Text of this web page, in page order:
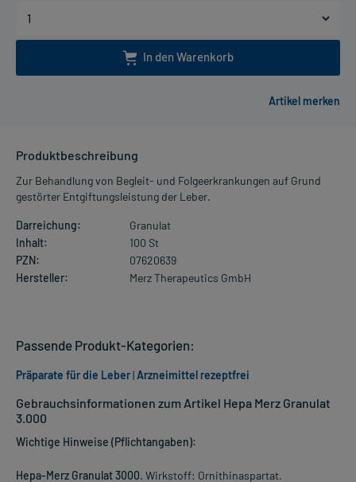
In den Warenkorb
Produktbeschreibung
Zur Behandlung von Begleit- und Folgeerkrankungen auf Grund
gestörter Entgiftungsleistung der Leber.
Darreichung:
Granulat
Inhalt:
100 St
PZN:
07620639
Hersteller:
Merz Therapeutics GmbH
Gebrauchsinformationen zum Artikel Hepa Merz Granulat
3.000
Wichtige Hinweise (Pflichtangaben):
Hepa-Merz Granulat 3000. Wirkstoff: Ornithinaspartat.
Passende Produkt-Kategorien:
Präparate für die Leber|Arzneimittel rezeptfrei